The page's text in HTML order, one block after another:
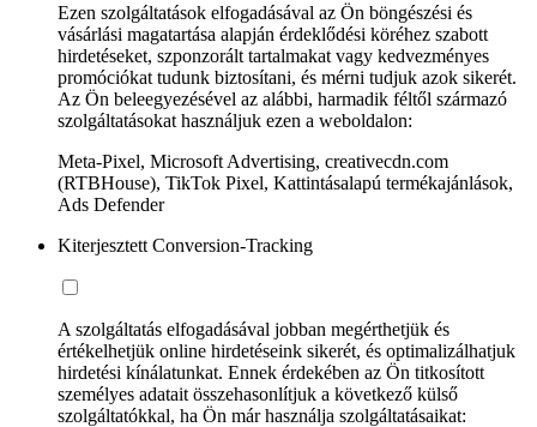
Ezen szolgáltatások elfogadásával az Ön böngészési és
vásárlási magatartása alapján érdeklődési köréhez szabott
hirdetéseket, szponzorált tartalmakat vagy kedvezményes
promóciókat tudunk biztosítani, és mérni tudjuk azok sikerét.
Az Ön beleegyezésével az alábbi, harmadik féltől származó
szolgáltatásokat használjuk ezen a weboldalon:
Meta-Pixel, Microsoft Advertising, creativecdn.com
(RTBHouse), TikTok Pixel, Kattintásalapú termékajánlások,
Ads Defender
Kiterjesztett Conversion-Tracking
A szolgáltatás elfogadásával jobban megérthetjük és
értékelhetjük online hirdetéseink sikerét, és optimalizálhatjuk
hirdetési kínálatunkat. Ennek érdekében az Ön titkosított
személyes adatait összehasonlítjuk a következő külső
szolgáltatókkal, ha Ön már használja szolgáltatásaikat: